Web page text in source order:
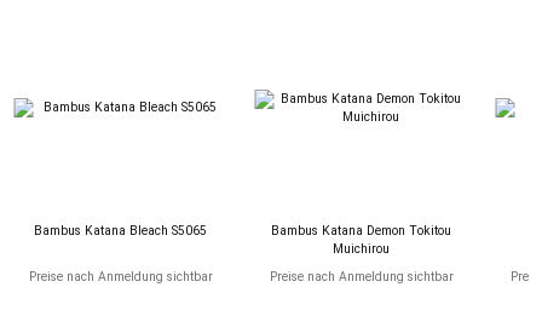
Bambus Katana Bleach S5065
Preise nach Anmeldung sichtbar
Bambus Katana Demon Tokitou
Muichirou
Preise nach Anmeldung sichtbar